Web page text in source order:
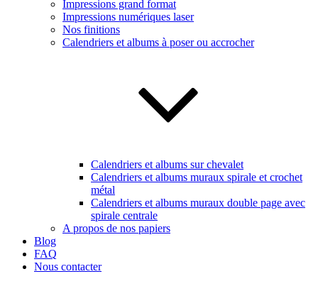
Impressions grand format
Impressions numériques laser
Nos finitions
Calendriers et albums à poser ou accrocher
Calendriers et albums sur chevalet
Calendriers et albums muraux spirale et crochet
métal
Calendriers et albums muraux double page avec
spirale centrale
A propos de nos papiers
Blog
FAQ
Nous contacter